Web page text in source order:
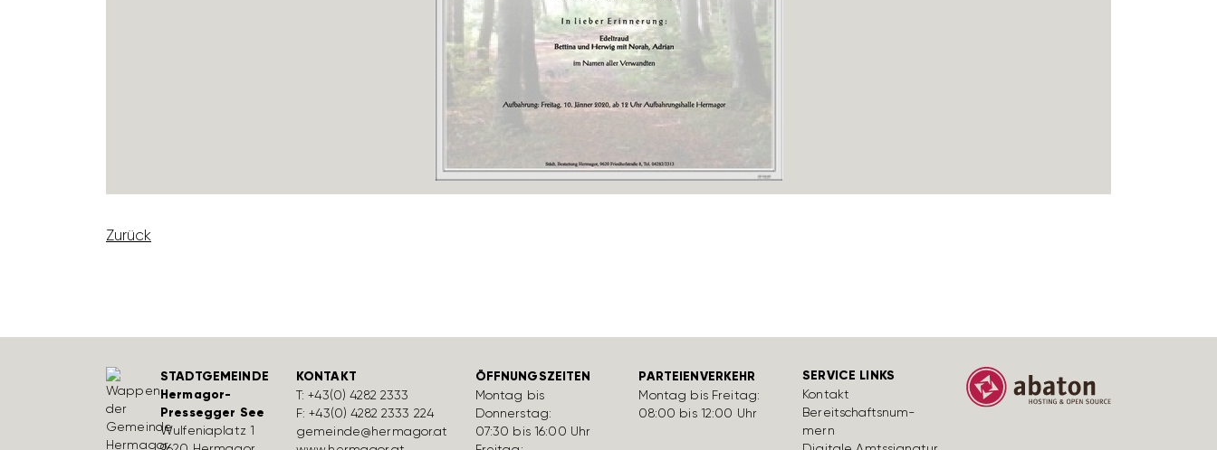
Zurück
STADTGEMEINDE
Hermagor-
Pressegger See
Wulfe­nia­platz 1
KONTAKT
T:+43(0) 4282 2333
F: +43(0) 4282 2333 224
gemeinde@hermagor.at
ÖFFNUNGSZEITEN
Montag bis
Donnerstag:
07:30 bis 16:00 Uhr
PARTEIENVERKEHR
Montag bis Freitag:
08:00 bis 12:00 Uhr
SERVICE LINKS
Kontakt
Bereit­schafts­num­
mern